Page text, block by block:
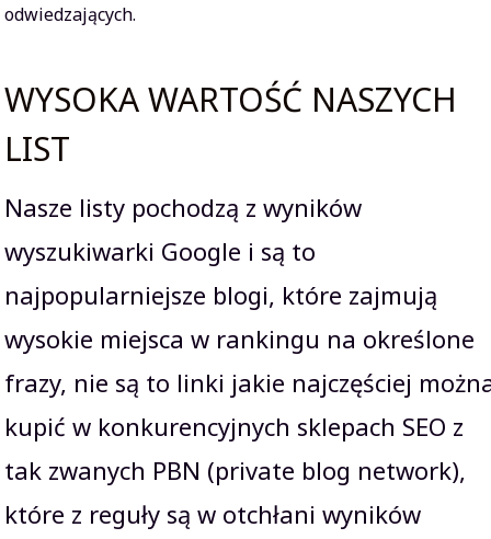
odwiedzających.
WYSOKA WARTOŚĆ NASZYCH
LIST
Nasze listy pochodzą z wyników
wyszukiwarki Google i są to
najpopularniejsze blogi, które zajmują
wysokie miejsca w rankingu na określone
frazy, nie są to linki jakie najczęściej
kupić w konkurencyjnych sklepach SEO z
tak zwanych PBN (private blog network),
które z reguły są w otchłani wyników